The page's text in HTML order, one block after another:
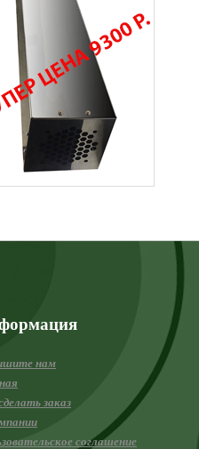
нам
заказ
соглашение